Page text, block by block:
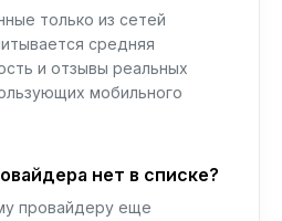
только из сетей
средняя
и отзывы реальных
мобильного
нет в списке?
провайдеру еще